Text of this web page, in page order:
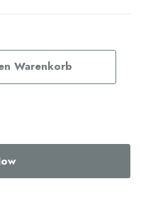
Warenkorb